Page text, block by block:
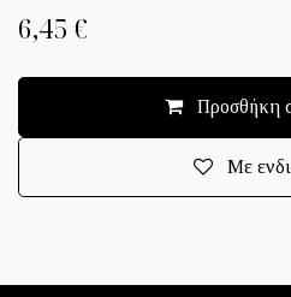
6,45 €
Προσθήκη
Με